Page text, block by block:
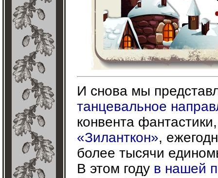
И снова мы
танцевальное
конвента
«Зиланткон»,
более тысячи
В этом году в нашей